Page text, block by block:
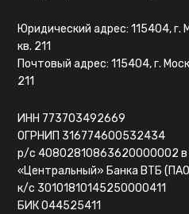
Юридический адрес: 115404, г.
кв. 211
Почтовый адрес: 115404, г.
211
ИНН 773703492669
ОГРНИП 316774600532434
р/с 40802810863620000002 в
«Центральный» Банка ВТБ
к/с 30101810145250000411
БИК 044525411